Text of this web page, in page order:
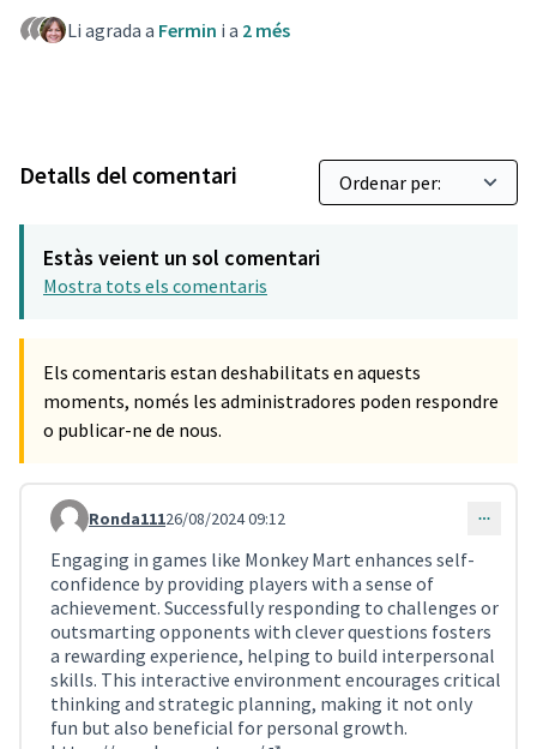
Li agrada a Fermin i a 2 més
Detalls del comentari
Estàs veient un sol comentari
Mostra tots els comentaris
Els comentaris estan deshabilitats en aquests
moments, només les administradores poden respondre
o publicar-ne de nous.
Comentari 893
Ronda11126/08/2024 09:12
Engaging in games like Monkey Mart enhances self-
confidence by providing players with a sense of
achievement. Successfully responding to challenges or
outsmarting opponents with clever questions fosters
a rewarding experience, helping to build interpersonal
skills. This interactive environment encourages critical
thinking and strategic planning, making it not only
fun but also beneficial for personal growth.